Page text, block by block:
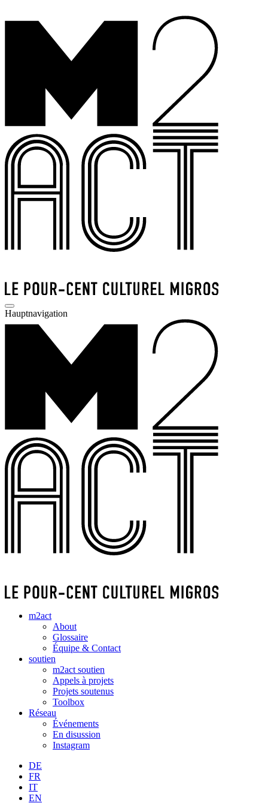
Hauptnavigation
m2act
About
Glossaire
Équipe & Contact
soutien
m2act soutien
Appels à projets
Projets soutenus
Toolbox
Réseau
Événements
En disussion
Instagram
DE
FR
IT
EN